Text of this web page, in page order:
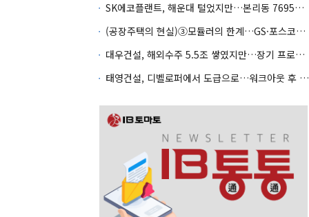
SK에코플랜트, 해운대 털었지만…본리동 7695억 PF 남았다
(공장주택의 현실)③모듈러의 한계…GS·포스코도 전략 수정
대우건설, 해외수주 5.5조 쌓였지만…장기 프로젝트 관리가 변수
태영건설, 디벨로퍼에서 도급으로…워크아웃 후 체질전환